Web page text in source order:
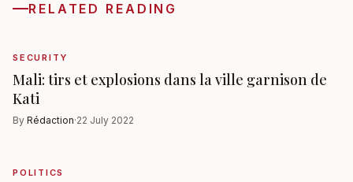
RELATED READING
SECURITY
Mali: tirs et explosions dans la ville garnison de
Kati
By Rédaction·22 July 2022
POLITICS